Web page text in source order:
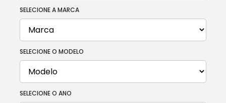
SELECIONE A MARCA
SELECIONE O MODELO
SELECIONE O ANO